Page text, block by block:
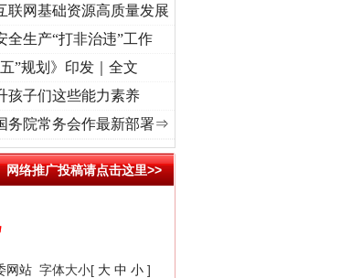
之城”激荡..·[视频]牢记初心使命 奋进复兴征程丨红船起航处 潮起..
联网基础资源高质量发展
全生产“打非治违”工作
”规划》印发｜全文
孩子们这些能力素养
务院常务会作最新部署⇒
网络推广投稿请点击这里>>
网站 字体大小[ 大 中 小 ]